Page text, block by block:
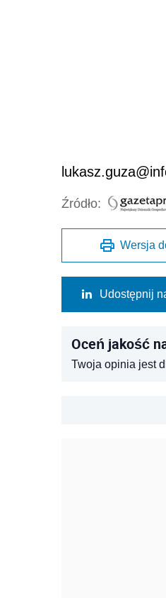
Źródło:
Wersja
Udostępnij
Oceń jakość
Twoja opinia jest